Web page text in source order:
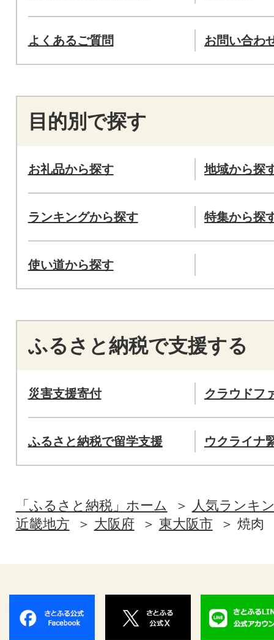
よくあるご質問 お問い合わ
目的別で探す
お礼品から探す 地域から探
ランキングから探す 特集から探
使い道から探す
ふるさと納税で支援する
災害支援寄付 クラウドフ
ふるさと納税で留学支援 ウクライナ
「ふるさと納税」ホーム
人気ランキ
近畿地方
大阪府 東大阪市 焼肉